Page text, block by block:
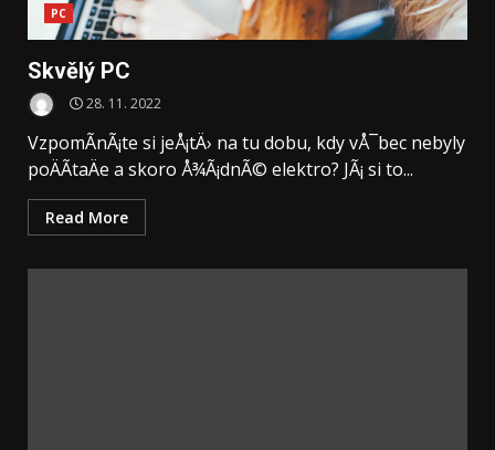
PC
Skvělý PC
28. 11. 2022
VzpomÃ­nÃ¡te si jeÅ¡tÄ› na tu dobu, kdy vÅ¯bec nebyly
poÄÃ­taÄe a skoro Å¾Ã¡dnÃ© elektro? JÃ¡ si to...
Read More